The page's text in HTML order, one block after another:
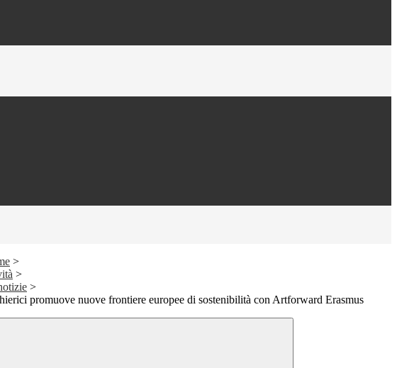
>
>
>
promuove nuove frontiere europee di sostenibilità con Artforward Erasmus